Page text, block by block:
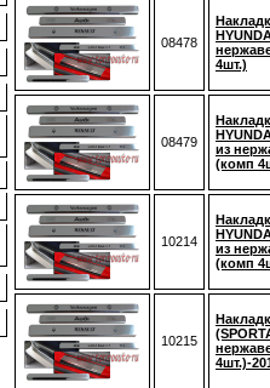
08478
4шт.)
08479
из
(комп
10214
из
(комп
10215
4шт.)-